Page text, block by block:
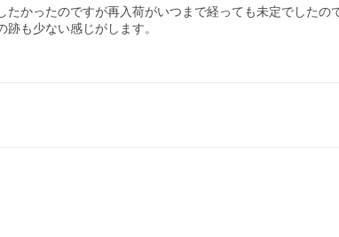
かったのですが再入荷がいつまで経っても未定でしたの
も少ない感じがします。